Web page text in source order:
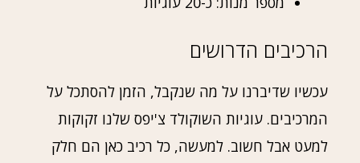
הרכיבים הדרושים
עכשיו שדיברנו על מה שנקבל, הזמן להסתכל על
המרכיבים. עוגיות השוקולד צ'יפס שלנו זקוקות
למעט אבל חשוב. למעשה, כל רכיב כאן הם חלק